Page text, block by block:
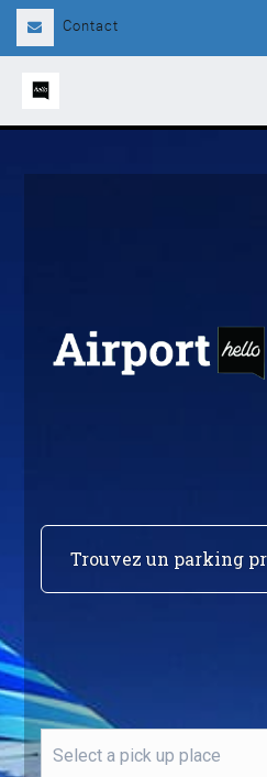
Contact
Trouvez un parking